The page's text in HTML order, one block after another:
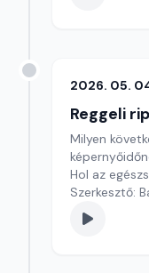
2026. 05.
Reggeli
Milyen
Hol az
Szerkesztő: